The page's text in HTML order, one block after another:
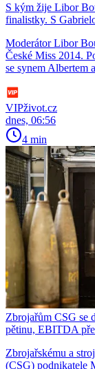
S kým žije Libor
finalistky. S
Moderátor Libor
České Miss 2014.
se synem Albertem
VIPživot.cz
dnes, 06:56
4 min
Zbrojařům CSG se
pětinu, EBITDA
Zbrojařskému a
(CSG) podnikatele